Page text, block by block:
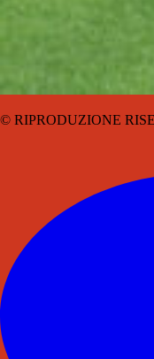
© RIPRODUZIONE